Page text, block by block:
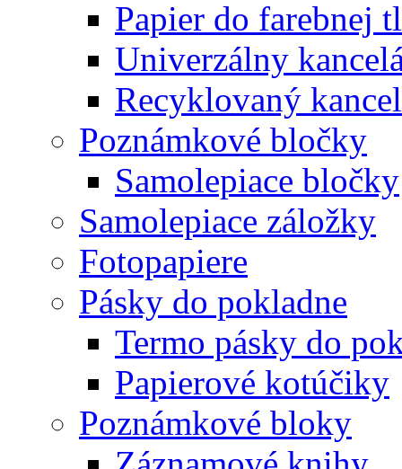
Papier do farebnej
Univerzálny
Recyklovaný
Poznámkové bločky
Samolepiace bločky
Samolepiace záložky
Fotopapiere
Pásky do pokladne
Termo pásky do
Papierové kotúčiky
Poznámkové bloky